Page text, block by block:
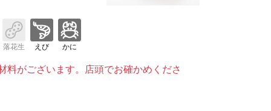
落花生 えび かに
料がございます。店頭でお確かめくださ